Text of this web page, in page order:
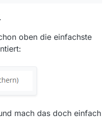
oben die einfachste
mach das doch einfach